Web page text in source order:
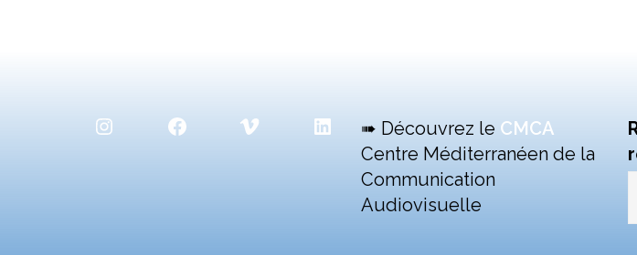
InstagramFacebookVimeo LinkedIn➠ Découvrez le CMCA
Centre Méditerranéen de la
Communication
Audiovisuelle